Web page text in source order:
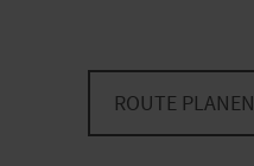
ROUTE PLANEN